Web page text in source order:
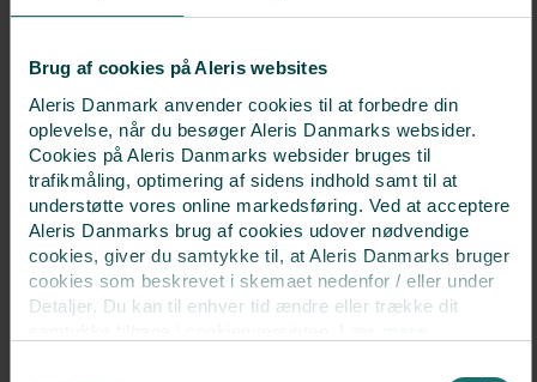
Brug af cookies på Aleris websites
Aleris Danmark anvender cookies til at forbedre din
oplevelse, når du besøger Aleris Danmarks websider.
Cookies på Aleris Danmarks websider bruges til
trafikmåling, optimering af sidens indhold samt til at
understøtte vores online markedsføring. Ved at acceptere
Aleris Danmarks brug af cookies udover nødvendige
cookies, giver du samtykke til, at Aleris Danmarks bruger
cookies som beskrevet i skemaet nedenfor / eller under
Detaljer. Du kan til enhver tid ændre eller trække dit
Ärftliga sjukdomar
Enligt de danska reglerna för assisterad befruktning är vi
skyldiga att se till att du känner till följande:
MER INFORMATION